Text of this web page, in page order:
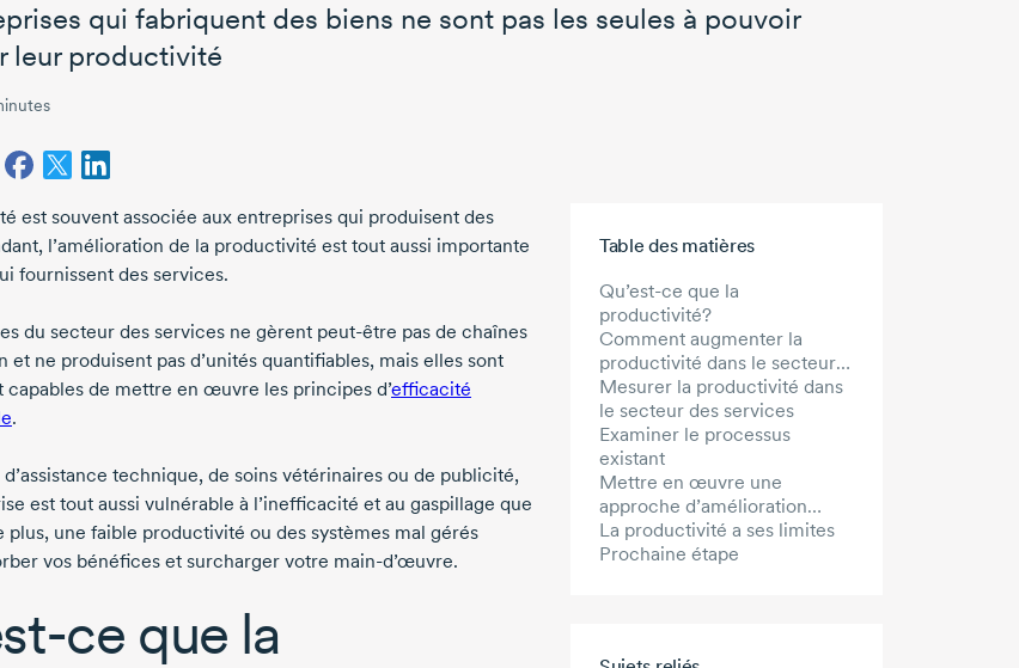
qui fabriquent des biens ne sont pas les seules à pouvoir
leur productivité
Table des matières
Qu’est-ce que la
productivité?
Comment augmenter la
productivité dans le secteur
des services
Mesurer la productivité dans
le secteur des services
Examiner le processus
existant
Mettre en œuvre une
approche d’amélioration
continue
La productivité a ses limites
Prochaine étape
est souvent associée aux entreprises qui produisent des
l’amélioration de la productivité est tout aussi importante
fournissent des services.
du secteur des services ne gèrent peut-être pas de chaînes
et ne produisent pas d’unités quantifiables, mais elles sont
de mettre en œuvre les principes d’efficacité
.
d’assistance technique, de soins vétérinaires ou de publicité,
est tout aussi vulnérable à l’inefficacité et au gaspillage que
plus, une faible productivité ou des systèmes mal gérés
vos bénéfices et surcharger votre main-d’œuvre.
ce que la